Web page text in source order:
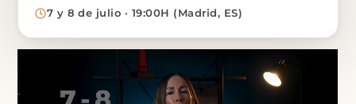
7 y 8 de julio · 19:00H (Madrid, ES)